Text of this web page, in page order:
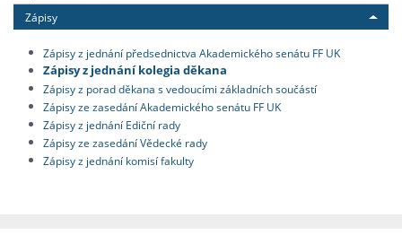
Zápisy
Zápisy z jednání předsednictva Akademického senátu FF UK
Zápisy z jednání kolegia děkana
Zápisy z porad děkana s vedoucími základních součástí
Zápisy ze zasedání Akademického senátu FF UK
Zápisy z jednání Ediční rady
Zápisy ze zasedání Vědecké rady
Zápisy z jednání komisí fakulty